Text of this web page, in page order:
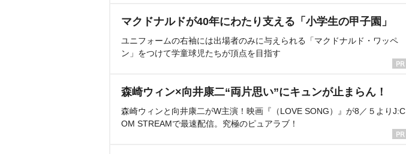
マクドナルドが40年にわたり支える「小学生の甲子園」
ユニフォームの右袖には出場者のみに与えられる「マクドナルド・ワッペ
ン」をつけて学童球児たちが頂点を目指す
森崎ウィン×向井康二“両片思い”にキュンが止まらん！
森崎ウィンと向井康二がW主演！映画『（LOVE SONG）』が8／５よりJ:C
OM STREAMで最速配信。究極のピュアラブ！